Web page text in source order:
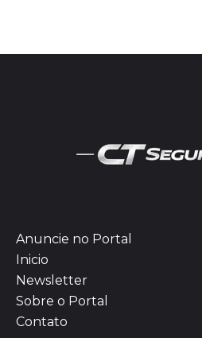
Anuncie no Portal
Inicio
Newsletter
Sobre o Portal
Contato